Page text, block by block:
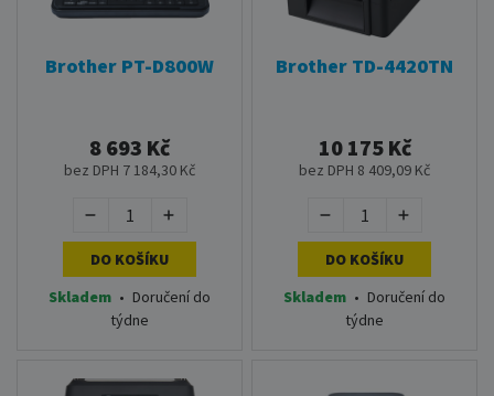
Brother PT-D800W
8 693 Kč
bez DPH 7 184,30 Kč
DO KOŠÍKU
Skladem • Doručení do
týdne
Brother TD-4420TN
10 175 Kč
bez DPH 8 409,09 Kč
DO KOŠÍKU
Skladem • Doručení do
týdne